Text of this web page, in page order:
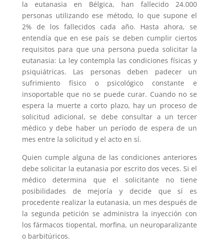
la eutanasia en Bélgica, han fallecido 24.000
personas utilizando ese método, lo que supone el
2% de los fallecidos cada año. Hasta ahora, se
entendía que en ese país se deben cumplir ciertos
requisitos para que una persona pueda solicitar la
eutanasia: La ley contempla las condiciones físicas y
psiquiátricas. Las personas deben padecer un
sufrimiento físico o psicológico constante e
insoportable que no se puede curar. Cuando no se
espera la muerte a corto plazo, hay un proceso de
solicitud adicional, se debe consultar a un tercer
médico y debe haber un período de espera de un
mes entre la solicitud y el acto en sí.
Quien cumple alguna de las condiciones anteriores
debe solicitar la eutanasia por escrito dos veces. Si el
médico determina que el solicitante no tiene
posibilidades de mejoría y decide que sí es
procedente realizar la eutanasia, un mes después de
la segunda petición se administra la inyección con
los fármacos tiopental, morfina, un neuroparalizante
o barbitúricos.